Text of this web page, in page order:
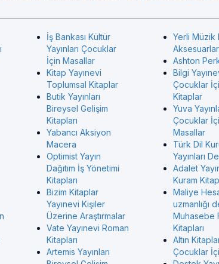
İş Bankası Kültür
Yayınları Çocuklar
İçin Masallar
Kitap Yayınevi
Toplumsal Kitaplar
Butik Yayınları
Bireysel Gelişim
Kitapları
Yabancı Aksiyon
Macera
Optimist Yayın
Dağıtım İş Yönetimi
Kitapları
Bizim Kitaplar
Yayınevi Kişiler
Üzerine Araştırmalar
Vate Yayınevi Roman
Kitapları
Artemis Yayınları
Yerli Müzik
Ashton
Bilgi
Çocuklar
Kitaplar
Yuva
Çocuklar
Masallar
Türk Dil
Yayınları
Adalet
Kuram
Maliye
uzmanlığı
Muhasebe
Kitapları
Altın
Çocuklar